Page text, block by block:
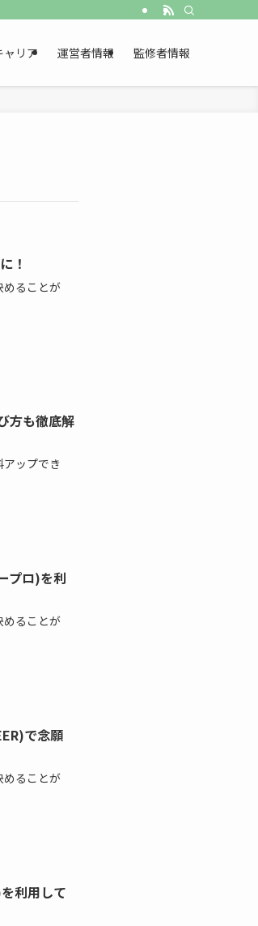
ャリア 運営者情報 監修者情報
！
めることが
方も徹底解
ップでき
プロ)を利
めることが
で念願
めることが
利用して